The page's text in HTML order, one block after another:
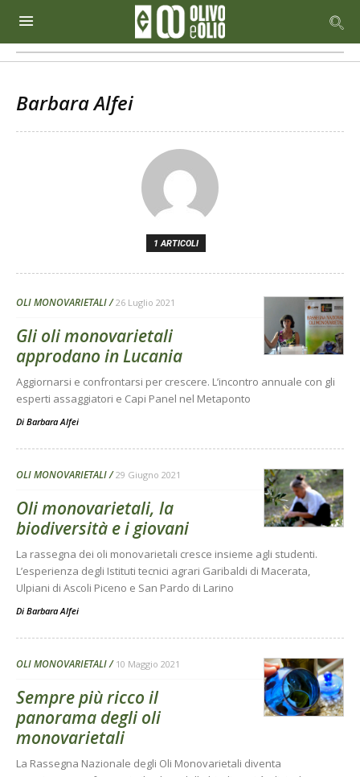
Barbara Alfei
1 ARTICOLI
OLI MONOVARIETALI 26 Luglio 2021
Gli oli monovarietali
approdano in Lucania
Aggiornarsi e confrontarsi per crescere. L’incontro annuale con gli
esperti assaggiatori e Capi Panel nel Metaponto
Di Barbara Alfei
OLI MONOVARIETALI 29 Giugno 2021
Oli monovarietali, la
biodiversità e i giovani
La rassegna dei oli monovarietali cresce insieme agli studenti.
L’esperienza degli Istituti tecnici agrari Garibaldi di Macerata,
Ulpiani di Ascoli Piceno e San Pardo di Larino
Di Barbara Alfei
OLI MONOVARIETALI 10 Maggio 2021
Sempre più ricco il
panorama degli oli
monovarietali
La Rassegna Nazionale degli Oli Monovarietali diventa